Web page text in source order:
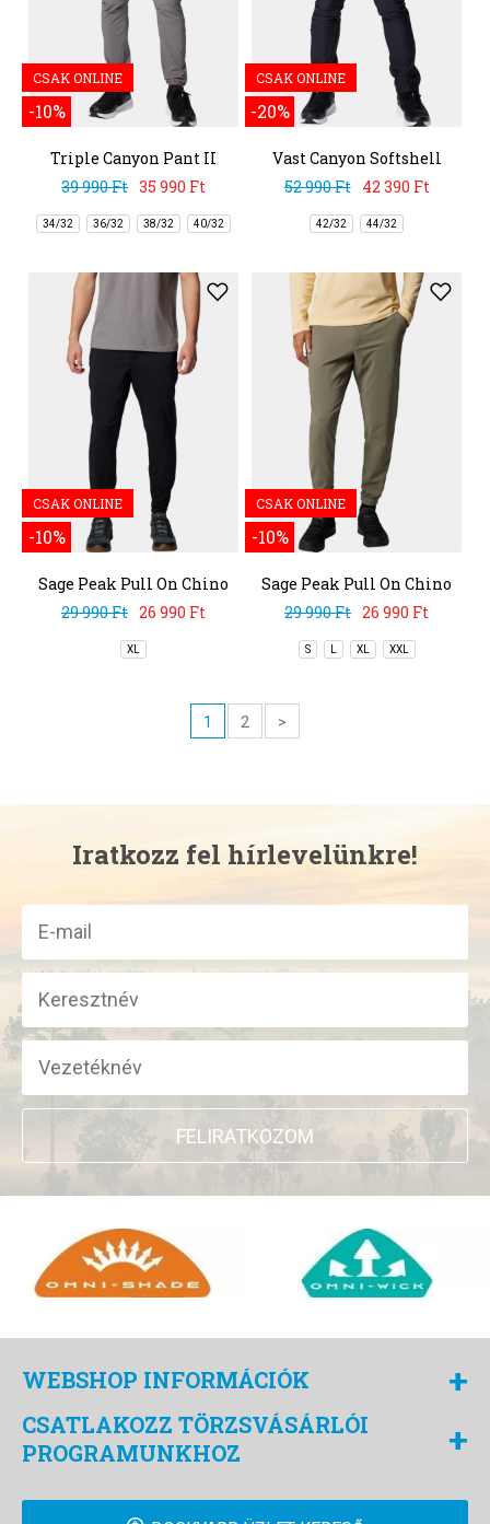
CSAK ONLINE
-10%
Triple Canyon Pant II
39 990 Ft 35 990 Ft
34/32 36/32 38/32 40/32
CSAK ONLINE
-20%
Vast Canyon Softshell
Pant
52 990 Ft 42 390 Ft
42/32 44/32
CSAK ONLINE
-10%
Sage Peak Pull On Chino
Pant
29 990 Ft 26 990 Ft
XL
CSAK ONLINE
-10%
Sage Peak Pull On Chino
Pant
29 990 Ft 26 990 Ft
S L XL XXL
1 2 >
Iratkozz fel hírlevelünkre!
FELIRATKOZOM
WEBSHOP INFORMÁCIÓK +
CSATLAKOZZ TÖRZSVÁSÁRLÓI
PROGRAMUNKHOZ
+